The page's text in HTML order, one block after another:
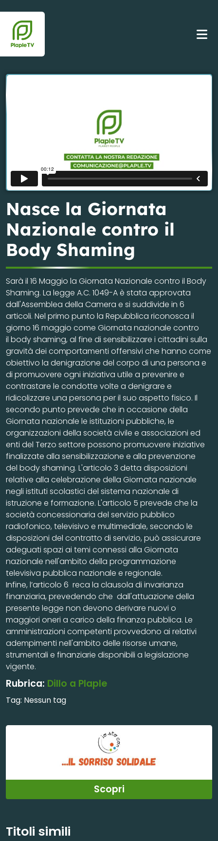
Nasce la Giornata
Nazionale contro il
Body Shaming
Sarà il 16 Maggio la Giornata Nazionale contro il Body
Shaming. La legge A.C. 1049-A è stata approvata
dall'Assemblea della Camera e si suddivide in 6
articoli. Nel primo punto la Repubblica riconosca il
giorno 16 maggio come Giornata nazionale contro
il body shaming, al fine di sensibilizzare i cittadini sulla
gravità dei comportamenti offensivi che hanno come
obiettivo la denigrazione del corpo di una persona e
di promuovere ogni iniziativa utile a prevenire e
contrastare le condotte volte a denigrare e
ridicolizzare una persona per il suo aspetto fisico. Il
secondo punto prevede che in occasione della
Giornata nazionale le istituzioni pubbliche, le
organizzazioni della società civile e associazioni ed
enti del Terzo settore possono promuovere iniziative
finalizzate alla sensibilizzazione e alla prevenzione
del body shaming. L'articolo 3 detta disposizioni
relative alla celebrazione della Giornata nazionale
negli istituti scolastici del sistema nazionale di
istruzione e formazione. L'articolo 5 prevede che la
società concessionaria del servizio pubblico
radiofonico, televisivo e multimediale, secondo le
disposizioni del contratto di servizio, può assicurare
adeguati spazi ai temi connessi alla Giornata
nazionale nell'ambito della programmazione
televisiva pubblica nazionale e regionale.
Infine, l’articolo 6 reca la clausola di invarianza
finanziaria, prevedendo che dall'attuazione della
presente legge non devono derivare nuovi o
maggiori oneri a carico della finanza pubblica. Le
amministrazioni competenti provvedono ai relativi
adempimenti nell'ambito delle risorse umane,
strumentali e finanziarie disponibili a legislazione
vigente.
Rubrica: Dillo a Plaple
Tag: Nessun tag
Scopri
Titoli simili